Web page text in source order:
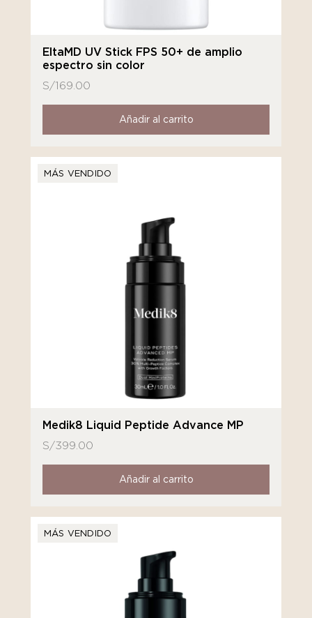
EltaMD UV Stick FPS 50+ de amplio
espectro sin color
S/169.00
Añadir al carrito
MÁS VENDIDO
Medik8 Liquid Peptide Advance MP
S/399.00
Añadir al carrito
MÁS VENDIDO